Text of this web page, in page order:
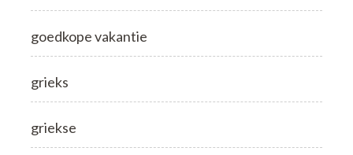
goedkope vakantie
grieks
griekse